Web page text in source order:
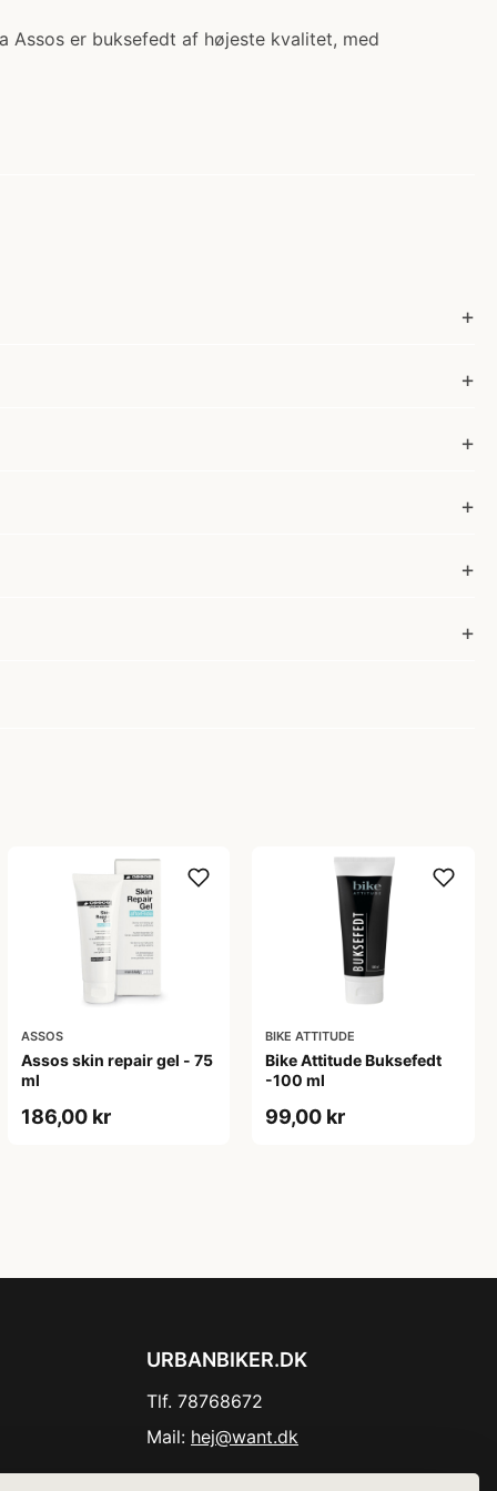
Assos er buksefedt af højeste kvalitet, med
ASSOS
Assos skin repair gel - 75
ml
186,00 kr
BIKE ATTITUDE
Bike Attitude Buksefedt
-100 ml
99,00 kr
URBANBIKER.DK
Tlf. 78768672
Mail: hej@want.dk